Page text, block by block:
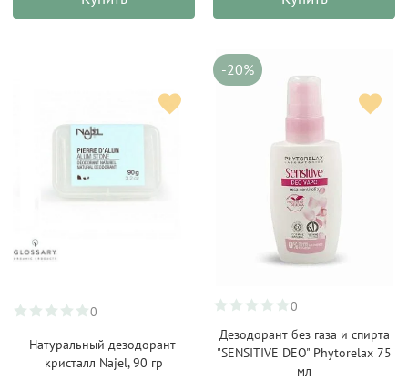
0
Натуральный дезодорант-
кристалл Najel, 90 гр
-20%
0
Дезодорант без газа и спирта
"SENSITIVE DEO" Phytorelax 75
мл